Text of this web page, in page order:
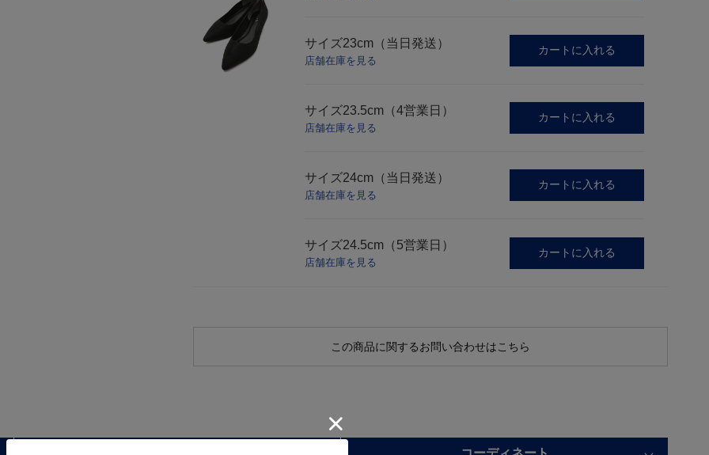
サイズ23cm（当日発送）
店舗在庫を見る
カートに入れる
サイズ23.5cm（4営業日）
店舗在庫を見る
カートに入れる
サイズ24cm（当日発送）
店舗在庫を見る
カートに入れる
サイズ24.5cm（5営業日）
店舗在庫を見る
カートに入れる
この商品に関するお問い合わせはこちら